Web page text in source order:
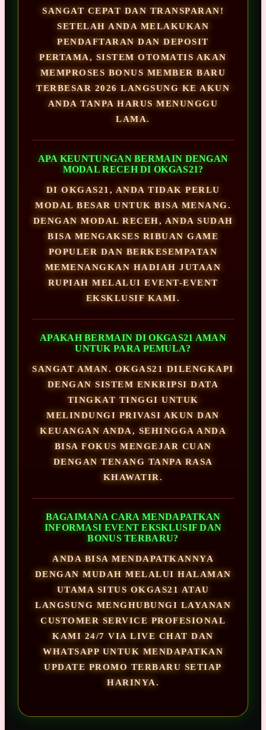
SANGAT CEPAT DAN TRANSPARAN!
SETELAH ANDA MELAKUKAN
PENDAFTARAN DAN DEPOSIT
PERTAMA, SISTEM OTOMATIS AKAN
MEMPROSES BONUS MEMBER BARU
TERBESAR 2026 LANGSUNG KE AKUN
ANDA TANPA HARUS MENUNGGU
LAMA.
APA KEUNTUNGAN BERMAIN DENGAN
MODAL RECEH DI OKGAS21?
DI OKGAS21, ANDA TIDAK PERLU
MODAL BESAR UNTUK BISA MENANG.
DENGAN MODAL RECEH, ANDA SUDAH
BISA MENGAKSES RIBUAN GAME
POPULER DAN BERKESEMPATAN
MEMENANGKAN HADIAH JUTAAN
RUPIAH MELALUI EVENT-EVENT
EKSKLUSIF KAMI.
APAKAH BERMAIN DI OKGAS21 AMAN
UNTUK PARA PEMULA?
SANGAT AMAN. OKGAS21 DILENGKAPI
DENGAN SISTEM ENKRIPSI DATA
TINGKAT TINGGI UNTUK
MELINDUNGI PRIVASI AKUN DAN
KEUANGAN ANDA, SEHINGGA ANDA
BISA FOKUS MENGEJAR CUAN
DENGAN TENANG TANPA RASA
KHAWATIR.
BAGAIMANA CARA MENDAPATKAN
INFORMASI EVENT EKSKLUSIF DAN
BONUS TERBARU?
ANDA BISA MENDAPATKANNYA
DENGAN MUDAH MELALUI HALAMAN
UTAMA SITUS OKGAS21 ATAU
LANGSUNG MENGHUBUNGI LAYANAN
CUSTOMER SERVICE PROFESIONAL
KAMI 24/7 VIA LIVE CHAT DAN
WHATSAPP UNTUK MENDAPATKAN
UPDATE PROMO TERBARU SETIAP
HARINYA.